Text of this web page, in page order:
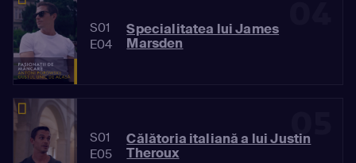
S01
E04
Specialitatea lui James
Marsden
05
S01
E05
Călătoria italiană a lui Justin
Theroux